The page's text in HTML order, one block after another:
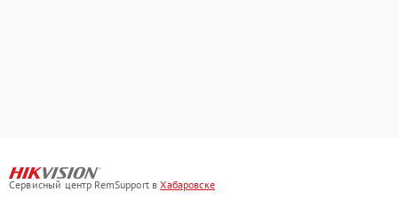
Сервисный центр RemSupport вХабаровске